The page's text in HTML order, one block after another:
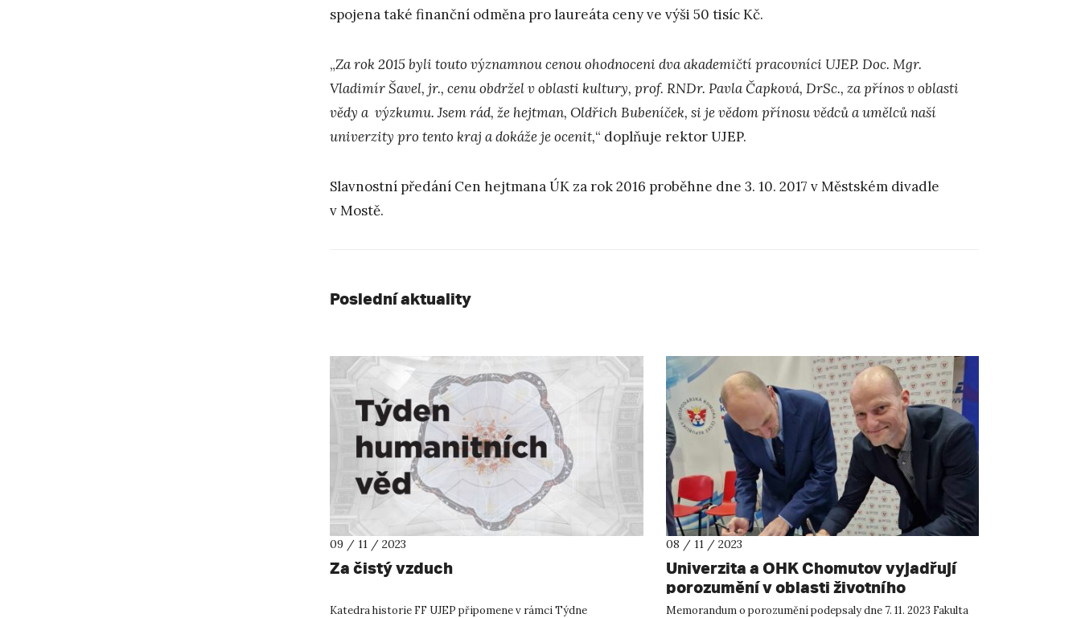
spojena také finanční odměna pro laureáta ceny ve výši 50 tisíc Kč.
„Za rok 2015 byli touto významnou cenou ohodnoceni dva akademičtí pracovníci UJEP. Doc. Mgr.
Vladimír Šavel, jr., cenu obdržel v oblasti kultury, prof. RNDr. Pavla Čapková, DrSc., za přínos v oblasti
vědy a výzkumu. Jsem rád, že hejtman, Oldřich Bubeníček, si je vědom přínosu vědců a umělců naší
univerzity pro tento kraj a dokáže je ocenit,“ doplňuje rektor UJEP.
Slavnostní předání Cen hejtmana ÚK za rok 2016 proběhne dne 3. 10. 2017 v Městském divadle
v Mostě.
Poslední aktuality
09 / 11 / 2023
Za čistý vzduch
Katedra historie FF UJEP připomene v rámci Týdne
08 / 11 / 2023
Univerzita a OHK Chomutov vyjadřují
porozumění v oblasti životního
prostředí
Memorandum o porozumění podepsaly dne 7. 11. 2023 Fakulta